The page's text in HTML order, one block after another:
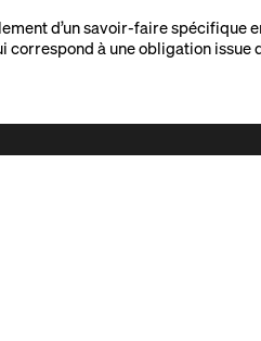
d’un savoir-faire spécifique
correspond à une obligation issue